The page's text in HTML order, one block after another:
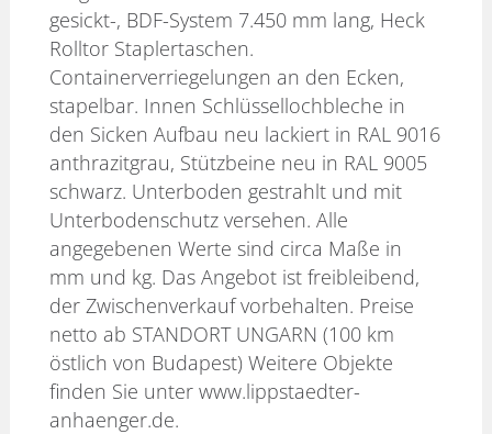
gesickt-, BDF-System 7.450 mm lang, Heck
Rolltor Staplertaschen.
Containerverriegelungen an den Ecken,
stapelbar. Innen Schlüssellochbleche in
den Sicken Aufbau neu lackiert in RAL 9016
anthrazitgrau, Stützbeine neu in RAL 9005
schwarz. Unterboden gestrahlt und mit
Unterbodenschutz versehen. Alle
angegebenen Werte sind circa Maße in
mm und kg. Das Angebot ist freibleibend,
der Zwischenverkauf vorbehalten. Preise
netto ab STANDORT UNGARN (100 km
östlich von Budapest) Weitere Objekte
finden Sie unter www.lippstaedter-
anhaenger.de.